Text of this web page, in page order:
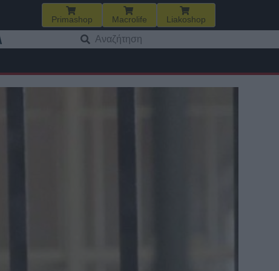
Primashop Macrolife Liakoshop
για: